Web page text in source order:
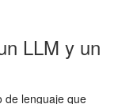
LLM y un
de lenguaje que